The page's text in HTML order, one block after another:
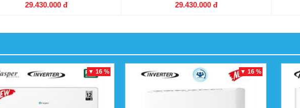
29.430.000 đ 29.430.000 đ
▼ 16 % ▼ 16 %